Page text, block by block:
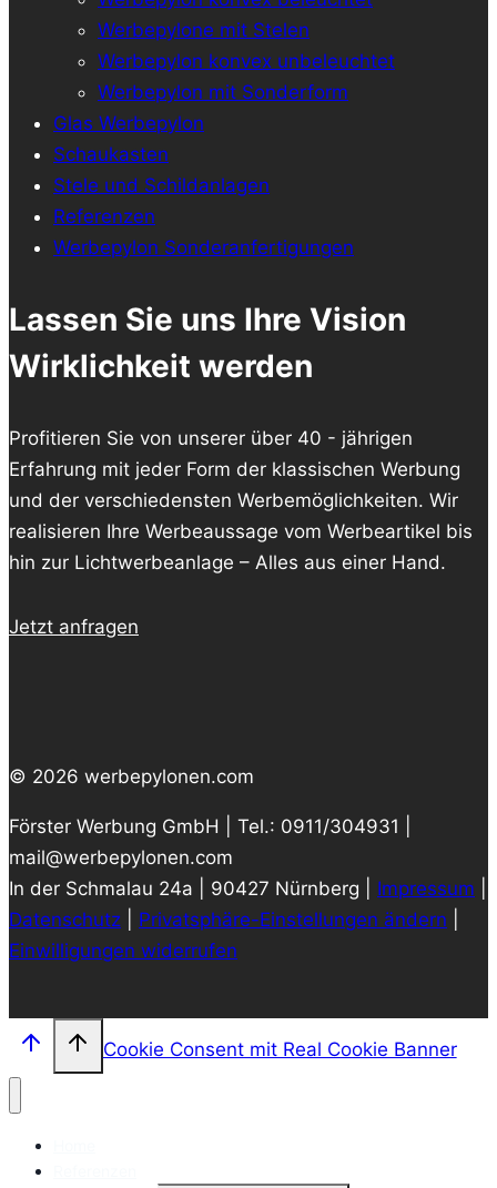
Werbepylone mit Stelen
Werbepylon konvex unbeleuchtet
Werbepylon mit Sonderform
Glas Werbepylon
Schaukasten
Stele und Schildanlagen
Referenzen
Werbepylon Sonderanfertigungen
Lassen Sie uns Ihre Vision
Wirklichkeit werden
Profitieren Sie von unserer über 40 - jährigen
Erfahrung mit jeder Form der klassischen Werbung
und der verschiedensten Werbemöglichkeiten. Wir
realisieren Ihre Werbeaussage vom Werbeartikel bis
hin zur Lichtwerbeanlage – Alles aus einer Hand.
Jetzt anfragen
© 2026 werbepylonen.com
Förster Werbung GmbH | Tel.: 0911/304931 |
mail@werbepylonen.com
In der Schmalau 24a | 90427 Nürnberg | Impressum
Datenschutz
Privatsphäre-Einstellungen ändern
Einwilligungen widerrufen
Cookie Consent mit Real Cookie Banner